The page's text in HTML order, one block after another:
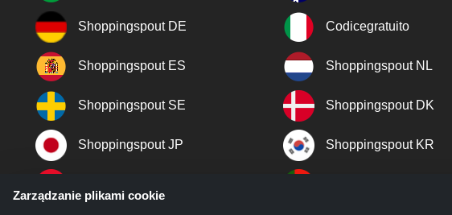
Shoppingspout DE Codicegratuito
Shoppingspout ES Shoppingspout NL
Shoppingspout SE Shoppingspout DK
Shoppingspout JP Shoppingspout KR
Zarządzanie plikami cookie